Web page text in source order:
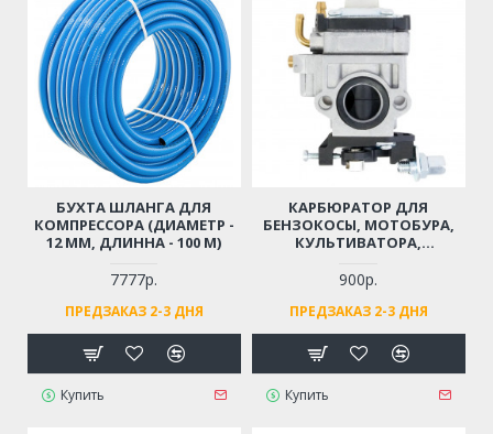
БУХТА ШЛАНГА ДЛЯ
КОМПРЕССОРА (ДИАМЕТР -
12 ММ, ДЛИННА - 100 М)
7777р.
ПРЕДЗАКАЗ 2-3 ДНЯ
Купить
КАРБЮРАТОР ДЛЯ
БЕНЗОКОСЫ, МОТОБУРА,
КУЛЬТИВАТОРА,
СМ3, 56 СМ3, 62 СМ3
(ДВИГАТЕЛЬ 1E40F, 1E44F, 2-
Х ТАКТНЫЙ)
900р.
ПРЕДЗАКАЗ 2-3 ДНЯ
Купить